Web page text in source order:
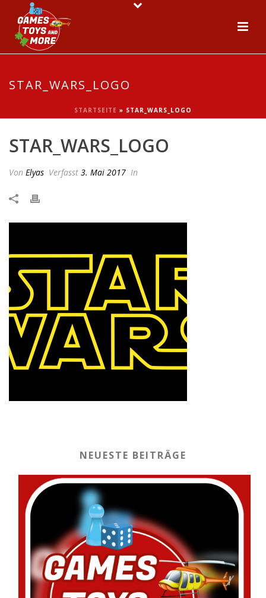
STAR_WARS_LOGO
STARTSEITE » STAR_WARS_LOGO
STAR_WARS_LOGO
Von Elyas Verfasst 3. Mai 2017 In
NEUESTE BEITRÄGE